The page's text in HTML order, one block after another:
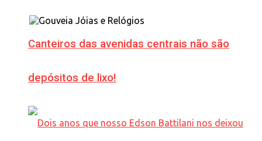
Canteiros das avenidas centrais não são
depósitos de lixo!